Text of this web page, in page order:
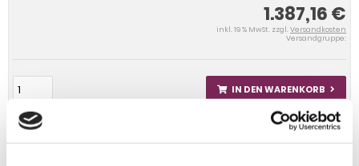
1.387,16 €
inkl. 19 % MwSt. zzgl. Versandkosten
Versandgruppe:
IN DEN WARENKORB